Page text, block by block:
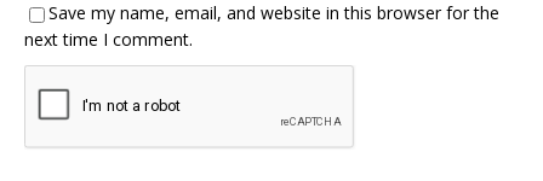
Save my name, email, and website in this browser for the
next time I comment.